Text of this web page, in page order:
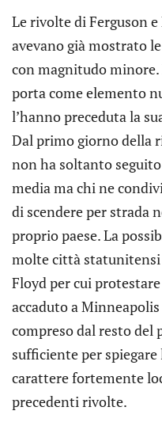
Le rivolte di Ferguson
avevano già mostrato
con magnitudo
porta come elemento
l’hanno preceduta la
Dal primo giorno della
non ha soltanto
media ma chi ne
di scendere per strada
proprio paese. La
molte città statunitensi
Floyd per cui
accaduto a
compreso dal resto del
sufficiente per
carattere fortemente
precedenti rivolte.